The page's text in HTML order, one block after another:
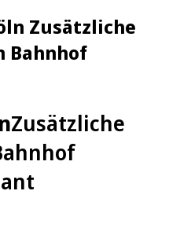
Zusätzliche
Bahnhof
Zusätzliche